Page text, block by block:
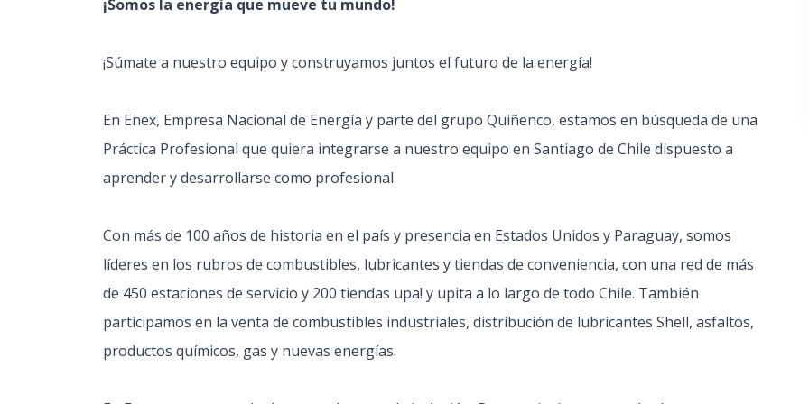
¡Somos la energía que mueve tu mundo!
¡Súmate a nuestro equipo y construyamos juntos el futuro de la energía!
En Enex, Empresa Nacional de Energía y parte del grupo Quiñenco, estamos en búsqueda de una
Práctica Profesional que quiera integrarse a nuestro equipo en Santiago de Chile dispuesto a
aprender y desarrollarse como profesional.
Con más de 100 años de historia en el país y presencia en Estados Unidos y Paraguay, somos
líderes en los rubros de combustibles, lubricantes y tiendas de conveniencia, con una red de más
de 450 estaciones de servicio y 200 tiendas upa! y upita a lo largo de todo Chile. También
participamos en la venta de combustibles industriales, distribución de lubricantes Shell, asfaltos,
productos químicos, gas y nuevas energías.